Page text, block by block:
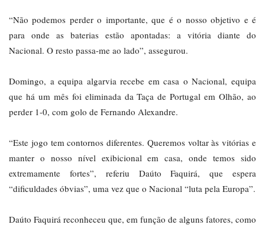
“Não podemos perder o importante, que é o nosso objetivo e é
para onde as baterias estão apontadas: a vitória diante do
Nacional. O resto passa-me ao lado”, assegurou.
Domingo, a equipa algarvia recebe em casa o Nacional, equipa
que há um mês foi eliminada da Taça de Portugal em Olhão, ao
perder 1-0, com golo de Fernando Alexandre.
“Este jogo tem contornos diferentes. Queremos voltar às vitórias e
manter o nosso nível exibicional em casa, onde temos sido
extremamente fortes”, referiu Daúto Faquirá, que espera
“dificuldades óbvias”, uma vez que o Nacional “luta pela Europa”.
Daúto Faquirá reconheceu que, em função de alguns fatores, como